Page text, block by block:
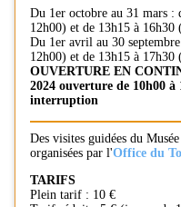
Du 1er octobre au 31 mars :
12h00) et de 13h15 à 16h30
Du 1er avril au 30
12h00) et de 13h15 à 17h30
OUVERTURE EN
2024 ouverture de 10h00 à
interruption
Des visites guidées du
organisées par l'Office du
TARIFS
Plein tarif : 10 €